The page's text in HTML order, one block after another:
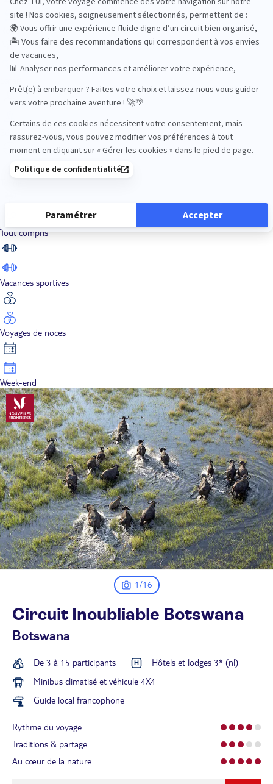
Road Trips
Sénior
Tout compris
Vacances sportives
Voyages de noces
Week-end
1/16
Circuit Inoubliable Botswana
Botswana
De 3 à 15 participants
Hôtels et lodges 3* (nl)
Minibus climatisé et véhicule 4X4
Guide local francophone
Rythme du voyage
Traditions & partage
Au cœur de la nature